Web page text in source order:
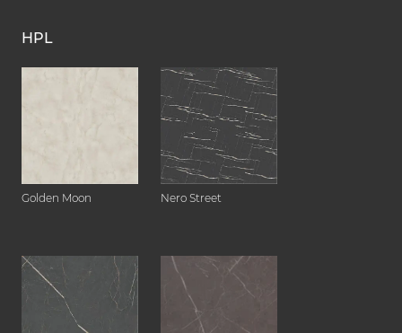
HPL
Golden Moon Nero Street